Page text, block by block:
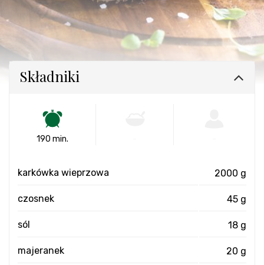
Składniki
190 min.
karkówka wieprzowa 2000 g
czosnek 45 g
sól 18 g
majeranek 20 g